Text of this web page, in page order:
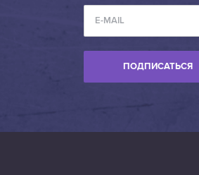
ПОДПИСАТЬСЯ